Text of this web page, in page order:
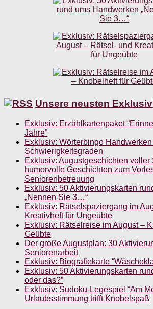
Unsere neusten
Exklusiv: Erzählkartenpaket
Jahre”
Exklusiv: Wörterbingo
Schwierigkeitsgraden
Exklusiv: Augustgeschichten voller
humorvolle Geschichten zum
Seniorenbetreuung
Exklusiv: 50 Aktivierungskarten
„Nennen Sie 3…“
Exklusiv: Rätselspaziergang im
Kreativheft für Ungeübte
Exklusiv: Rätselreise im August –
Geübte
Der große Augustplan: 30
Seniorenarbeit
Exklusiv: Biografiekarte
Exklusiv: 50 Aktivierungskarten
oder das?”
Exklusiv: Sudoku-Legespiel “Am
Urlaubsstimmung trifft Knobelspaß